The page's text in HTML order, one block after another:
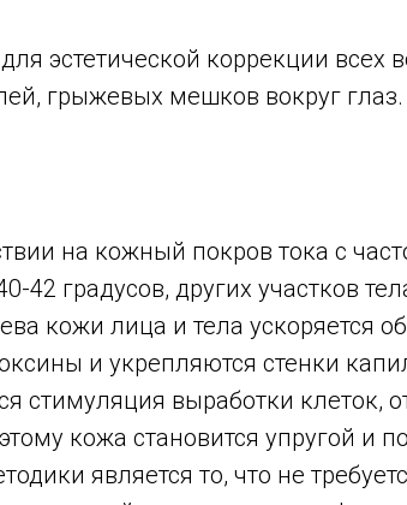
эстетической коррекции всех
грыжевых мешков вокруг
на кожный покров тока с
42 градусов, других участков
кожи лица и тела ускоряется
и укрепляются стенки
стимуляция выработки клеток,
кожа становится упругой и
является то, что не